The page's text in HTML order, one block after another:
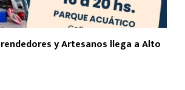
y Artesanos llega a Alto